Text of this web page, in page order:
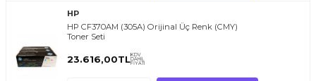
HP
HP CF370AM (305A) Orijinal Üç Renk (CMY)
Toner Seti
23.616,00TLKDV
DAHİL
FİYATI